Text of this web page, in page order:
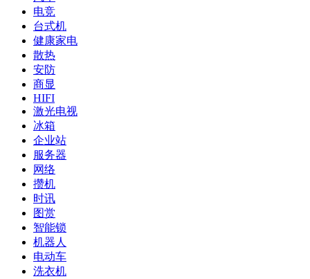
电竞
台式机
健康家电
散热
安防
商显
HIFI
激光电视
冰箱
企业站
服务器
网络
攒机
时讯
图赏
智能锁
机器人
电动车
洗衣机